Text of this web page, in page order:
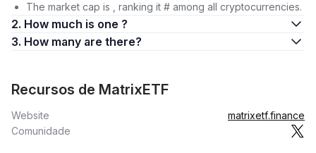
The market cap is , ranking it # among all cryptocurrencies.
2. How much is one ?
3. How many are there?
Recursos de MatrixETF
Website
matrixetf.finance
Comunidade